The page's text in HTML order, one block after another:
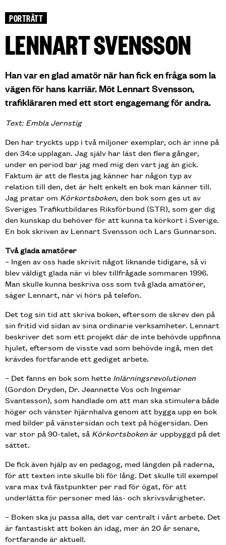
PORTRÄTT
LENNART SVENSSON
Han var en glad amatör när han fick en fråga som la
vägen för hans karriär. Möt Lennart Svensson,
trafikläraren med ett stort engagemang för andra.
Text: Embla Jernstig
Den har tryckts upp i två miljoner exemplar, och är inne på
den 34:e upplagan. Jag själv har läst den flera gånger,
under en period bar jag med mig den vart jag än gick.
Faktum är att de flesta jag känner har någon typ av
relation till den, det är helt enkelt en bok man känner till.
Jag pratar om Körkortsboken, den bok som ges ut av
Sveriges Trafikutbildares Riksförbund (STR), som ger dig
den kunskap du behöver för att kunna ta körkort i Sverige.
En bok skriven av Lennart Svensson och Lars Gunnarson.
Två glada amatörer
– Ingen av oss hade skrivit något liknande tidigare, så vi
blev väldigt glada när vi blev tillfrågade sommaren 1996.
Man skulle kunna beskriva oss som två glada amatörer,
säger Lennart, när vi hörs på telefon.
Det tog sin tid att skriva boken, eftersom de skrev den på
sin fritid vid sidan av sina ordinarie verksamheter. Lennart
beskriver det som ett projekt där de inte behövde uppfinna
hjulet, eftersom de visste vad som behövde ingå, men det
krävdes fortfarande ett gediget arbete.
– Det fanns en bok som hette Inlärningsrevolutionen
(Gordon Dryden, Dr. Jeannette Vos och Ingemar
Svantesson), som handlade om att man ska stimulera både
höger och vänster hjärnhalva genom att bygga upp en bok
med bilder på vänstersidan och text på högersidan. Den
var stor på 90-talet, såKörkortsbokenär uppbyggd på det
sättet.
De fick även hjälp av en pedagog, med längden på raderna,
för att texten inte skulle bli för lång. Det skulle till exempel
vara max två fästpunkter per rad för ögat, för att
underlätta för personer med läs- och skrivsvårigheter.
– Boken ska ju passa alla, det var centralt i vårt arbete. Det
är fantastiskt att boken än idag, mer än 20 år senare,
fortfarande är aktuell.